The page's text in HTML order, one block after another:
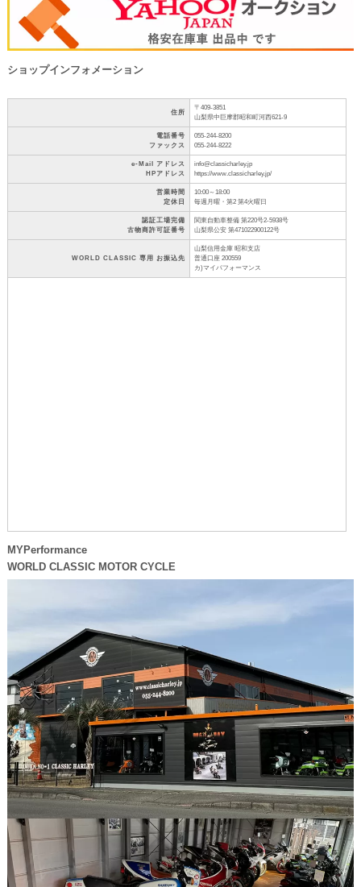
ショップインフォメーション
住所
〒409-3851
山梨県中巨摩郡昭和町河西621-9
電話番号
ファックス
055-244-8200
055-244-8222
e-Mail アドレス
HPアドレス
info@classicharley.jp
https://www.classicharley.jp/
営業時間
定休日
10:00～18:00
毎週月曜・第2 第4火曜日
認証工場完備
古物商許可証番号
関東自動車整備 第220号2-5938号
山梨県公安 第471022900122号
WORLD CLASSIC 専用 お振込先
山梨信用金庫 昭和支店
普通口座 200559
カ)マイパフォーマンス
MYPerformance
WORLD CLASSIC MOTOR CYCLE